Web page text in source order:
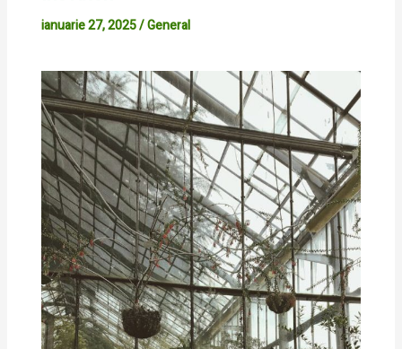
ianuarie 27, 2025/General